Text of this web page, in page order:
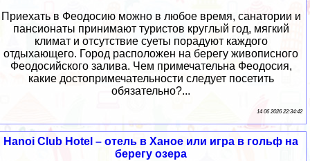
Приехать в Феодосию можно в любое время, санатории и
пансионаты принимают туристов круглый год, мягкий
климат и отсутствие суеты порадуют каждого
отдыхающего. Город расположен на берегу живописного
Феодосийского залива. Чем примечательна Феодосия,
какие достопримечательности следует посетить
обязательно?...
14 06 2026 22:34:42
Hanoi Club Hotel – отель в Ханое или игра в гольф на
берегу озера